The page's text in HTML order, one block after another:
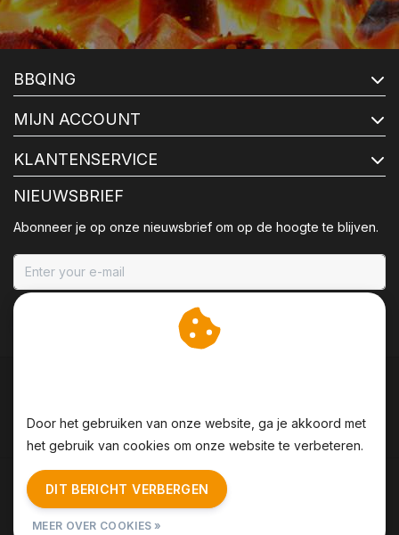
BBQING
MIJN ACCOUNT
KLANTENSERVICE
NIEUWSBRIEF
Abonneer je op onze nieuwsbrief om op de hoogte te blijven.
Algemene voorwaarden | Disclaimer
Sitemap
| RSS Feed
Door het gebruiken van onze website, ga je akkoord met
het gebruik van cookies om onze website te verbeteren.
DIT BERICHT VERBERGEN
MEER OVER COOKIES »